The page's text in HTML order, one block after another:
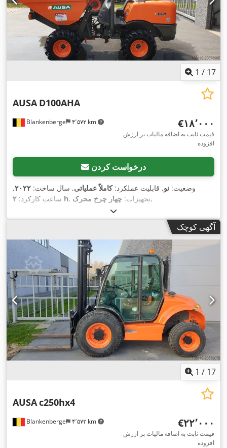
1 / 17
Blankenberge ۴٬۵۷۲ km
AUSA D100AHA
‎€۱۸٬۰۰۰
قیمت ثابت به اضافه مالیات بر ارزش
افزوده
درخواست کردن
وضعیت: نو, قابلیت عملکرد:کاملاً عملیاتی, سال ساخت: ۲۰۲۲,
ساعت کارکرد: ۲ h , تجهیزات: چهار چرخ محرک ,
آگهی کوچک
1 / 17
Blankenberge ۴٬۵۷۲ km
AUSAc250hx4
‎€۲۲٬۰۰۰
قیمت ثابت به اضافه مالیات بر ارزش
افزوده